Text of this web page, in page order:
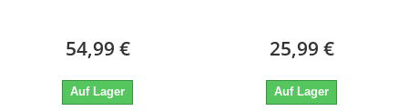
54,99 €
Auf Lager
25,99 €
Auf Lager